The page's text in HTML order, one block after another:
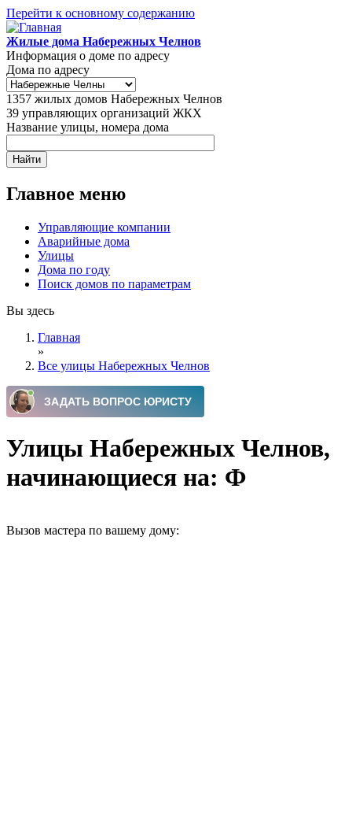
Перейти к основному содержанию
Жилые дома Набережных Челнов
Информация о доме по адресу
Дома по адресу
1357 жилых домов Набережных Челнов
39 управляющих организаций ЖКХ
Название улицы, номера дома
Главное меню
Управляющие компании
Аварийные дома
Улицы
Дома по году
Поиск домов по параметрам
Вы здесь
Главная
»
Все улицы Набережных Челнов
Улицы Набережных Челнов,
начинающиеся на: Ф
Вызов мастера по вашему дому: